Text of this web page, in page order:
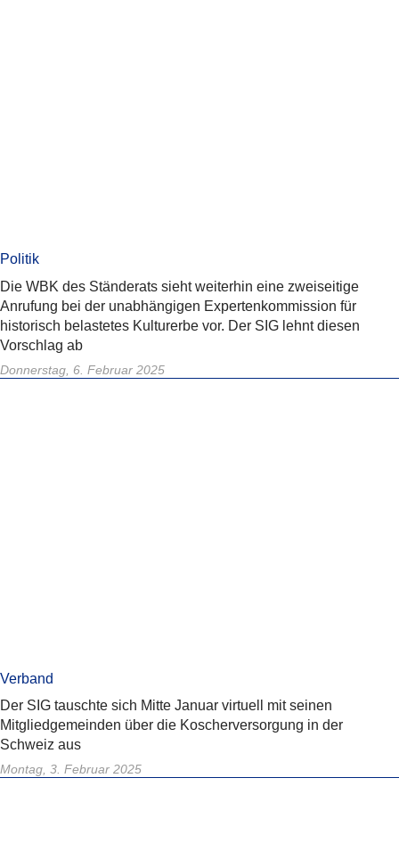
Politik
Die WBK des Ständerats sieht weiterhin eine zweiseitige
Anrufung bei der unabhängigen Expertenkommission für
historisch belastetes Kulturerbe vor. Der SIG lehnt diesen
Vorschlag ab
Donnerstag, 6. Februar 2025
Verband
Der SIG tauschte sich Mitte Januar virtuell mit seinen
Mitgliedgemeinden über die Koscherversorgung in der
Schweiz aus
Montag, 3. Februar 2025